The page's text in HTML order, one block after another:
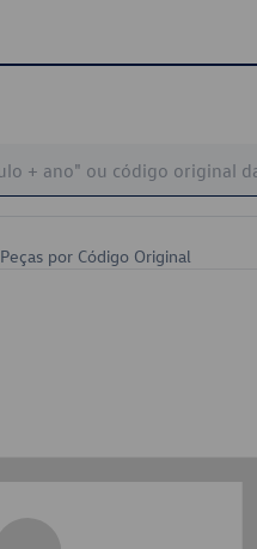
Peças por Código Original